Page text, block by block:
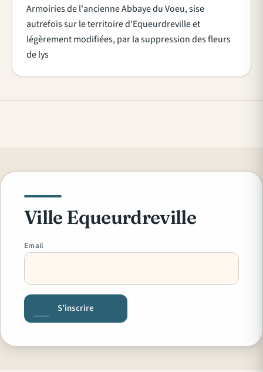
Armoiries de l'ancienne Abbaye du Voeu, sise
autrefois sur le territoire d'Equeurdreville et
légèrement modifiées, par la suppression des fleurs
de lys
Ville Equeurdreville
Email
S’inscrire